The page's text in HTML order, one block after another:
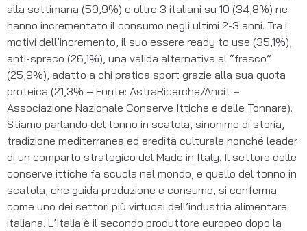
alla settimana (59,9%) e oltre 3 italiani su 10 (34,8%) ne
hanno incrementato il consumo negli ultimi 2-3 anni. Tra i
motivi dell’incremento, il suo essere ready to use (35,1%),
anti-spreco (26,1%), una valida alternativa al “fresco”
(25,9%), adatto a chi pratica sport grazie alla sua quota
proteica (21,3% – Fonte: AstraRicerche/Ancit –
Associazione Nazionale Conserve Ittiche e delle Tonnare).
Stiamo parlando del tonno in scatola, sinonimo di storia,
tradizione mediterranea ed eredità culturale nonché leader
di un comparto strategico del Made in Italy. Il settore delle
conserve ittiche fa scuola nel mondo, e quello del tonno in
scatola, che guida produzione e consumo, si conferma
come uno dei settori più virtuosi dell’industria alimentare
italiana. L’Italia è il secondo produttore europeo dopo la